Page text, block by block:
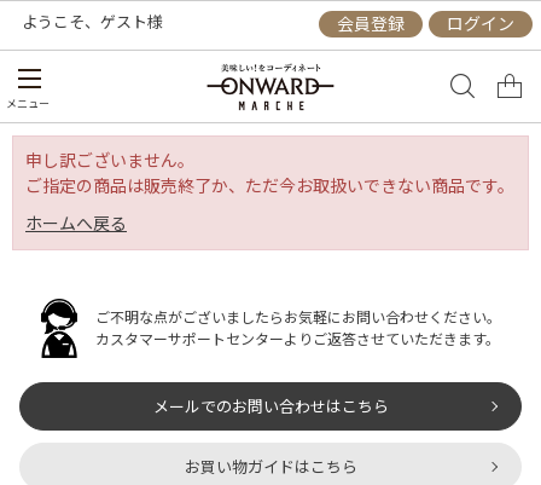
ようこそ、 ゲスト様 会員登録 ログイン
メニュー
申し訳ございません。
ご指定の商品は販売終了か、ただ今お取扱いできない商品です。
ホームへ戻る
ご不明な点がございましたらお気軽にお問い合わせください。
カスタマーサポートセンターよりご返答させていただきます。
メールでのお問い合わせはこちら
お買い物ガイドはこちら